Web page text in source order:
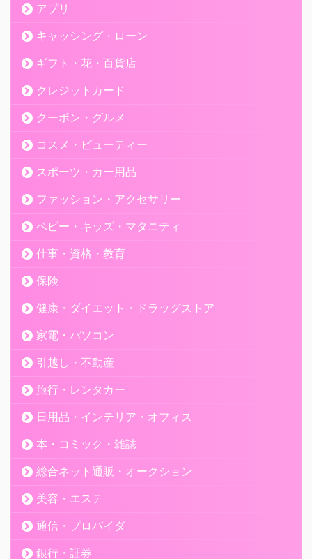
アプリ
キャッシング・ローン
ギフト・花・百貨店
クレジットカード
クーポン・グルメ
コスメ・ビューティー
スポーツ・カー用品
ファッション・アクセサリー
ベビー・キッズ・マタニティ
仕事・資格・教育
保険
健康・ダイエット・ドラッグストア
家電・パソコン
引越し・不動産
旅行・レンタカー
日用品・インテリア・オフィス
本・コミック・雑誌
総合ネット通販・オークション
美容・エステ
通信・プロバイダ
銀行・証券